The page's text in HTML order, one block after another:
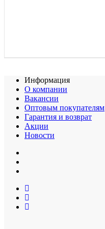
Информация
О компании
Вакансии
Оптовым покупателям
Гарантия и возврат
Акции
Новости